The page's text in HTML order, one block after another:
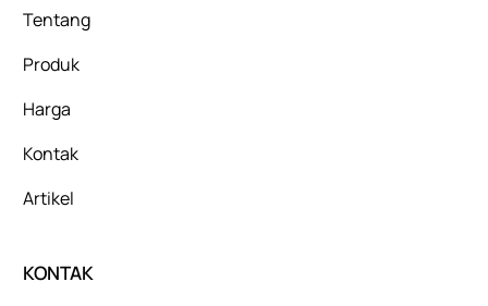
Tentang
Produk
Harga
Kontak
Artikel
KONTAK